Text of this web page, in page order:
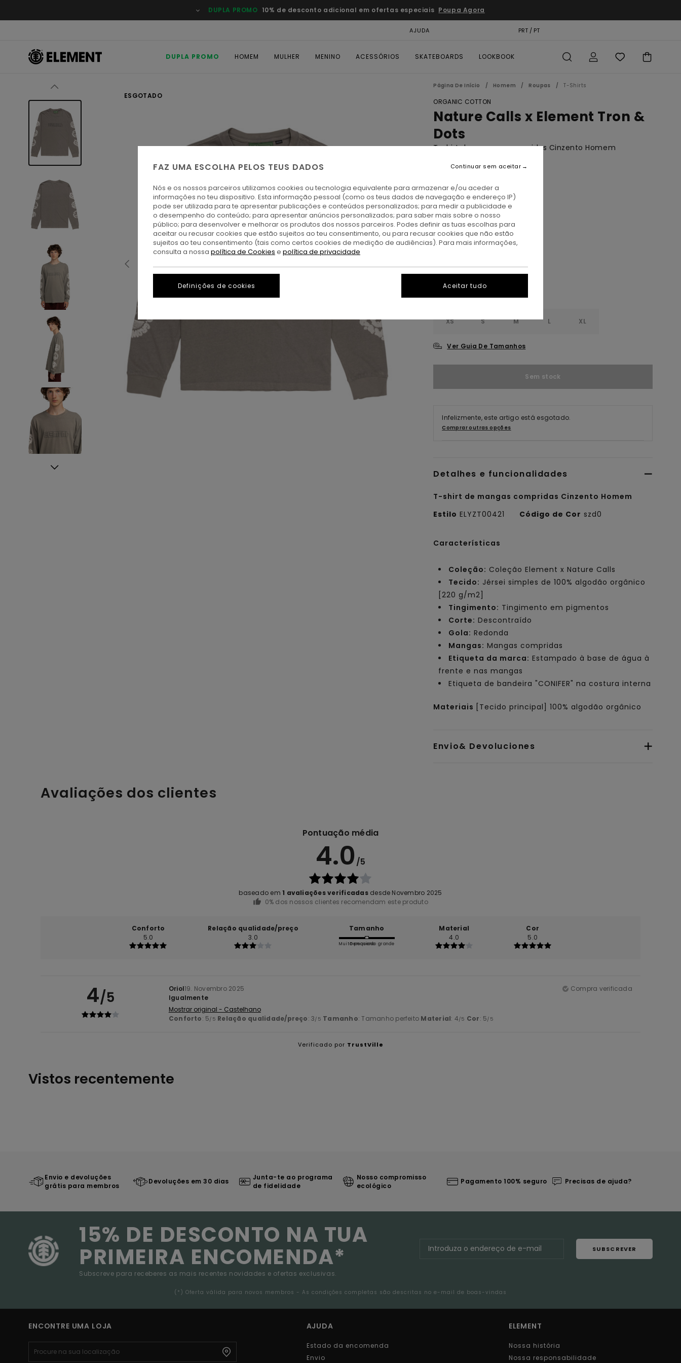
a
DUPLA PROMO 10% de desconto adicional em ofertas especiais Poupa Agora
AJUDA PRT / PT
DUPLA PROMO HOMEM MULHER MENINO ACESSÓRIOS SKATEBOARDS LOOKBOOK
ESGOTADO
Página De Início Homem Roupas T-Shirts
ORGANIC COTTON
Nature Calls x Element Tron &
Dots
T-shirt de mangas compridas Cinzento Homem
(1 Avaliações)
€ 55,00
DUPLA PROMO 10% EXTRA
CorTitanium
XS S M L XL
Ver Guia De Tamanhos
Sem stock
Infelizmente, este artigo está esgotado.
Comprar outras opções
Detalhes e funcionalidades
T-shirt de mangas compridas Cinzento Homem
Estilo ELYZT00421 Código de Cor szd0
Características
Coleção: Coleção Element x Nature Calls
Tecido: Jérsei simples de 100% algodão orgânico
[220 g/m2]
Tingimento: Tingimento em pigmentos
Corte: Descontraído
Gola: Redonda
Mangas: Mangas compridas
Etiqueta da marca: Estampado à base de água à
frente e nas mangas
Etiqueta de bandeira "CONIFER" na costura interna
Materiais [Tecido principal] 100% algodão orgânico
Envio& Devoluciones
Avaliações dos clientes
Pontuação média
4.0 /5
baseado em 1 avaliações verificadasdesde Novembro 2025
0% dos nossos clientes recomendam este produto
Conforto
5.0
Relação qualidade/preço
3.0
Tamanho
Muito pequeno
Demasiado grande
Material
4.0
Cor
5.0
4/5 Oriol19. Novembro 2025
Compra verificada
Igualmente
Mostrar original - Castelhano
Conforto: 5/5 Relação qualidade/preço: 3/5 Tamanho: Tamanho perfeito Material: 4/5 Cor: 5/5
Verificado por TrustVille
Vistos recentemente
Envio e devoluções
grátis para membros
Devoluções em 30 dias
Junta-te ao programa
de fidelidade
Nosso compromisso
ecológico
Pagamento 100% seguro Precisas de ajuda?
15% DE DESCONTO NA TUA
PRIMEIRA ENCOMENDA*
Subscreve para receberes as mais recentes novidades e ofertas exclusivas.
SUBSCREVER
(*) Oferta válida para novos membros - As condições completas são descritas no e-mail de boas-vindas
ENCONTRE UMA LOJA AJUDA
Estado da encomenda
Envio
ELEMENT
Nossa história
Nossa responsabilidade
FAZ UMA ESCOLHA PELOS TEUS DADOS
Nós e os nossos parceiros utilizamos cookies ou tecnologia equivalente para armazenar e/ou aceder a
informações no teu dispositivo. Esta informação pessoal (como os teus dados de navegação e endereço IP)
pode ser utilizada para te apresentar publicações e conteúdos personalizados; para medir a publicidade e
o desempenho do conteúdo; para apresentar anúncios personalizados; para saber mais sobre o nosso
público; para desenvolver e melhorar os produtos dos nossos parceiros. Podes definir as tuas escolhas para
aceitar ou recusar cookies que estão sujeitos ao teu consentimento, ou para recusar cookies que não estão
sujeitos ao teu consentimento (tais como certos cookies de medição de audiências). Para mais informações,
consulta a nossa política de Cookies e política de privacidade
Definições de cookies
Continuar sem aceitar
Aceitar tudo